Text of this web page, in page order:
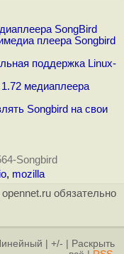
SongBird
плеера Songbird
поддержка Linux-
медиаплеера
Songbird на свои
Songbird
, mozilla
обязательно
+/-
Раскрыть